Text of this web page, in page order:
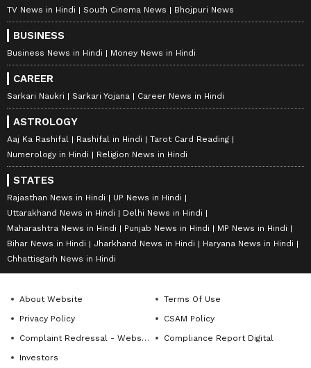
TV News in Hindi
South Cinema News Bhojpuri News
BUSINESS
Business News in Hindi Money News in Hindi
CAREER
Sarkari Naukri Sarkari Yojana Career News in Hindi
ASTROLOGY
Aaj Ka Rashifal Rashifal in Hindi
Tarot Card Reading
Numerology in Hindi
Religion News in Hindi
STATES
Rajasthan News in Hindi
UP News in Hindi
Uttarakhand News in Hindi
Delhi News in Hindi
Maharashtra News in Hindi
Punjab News in Hindi
MP News in Hindi
Bihar News in Hindi
Jharkhand News in Hindi
Haryana News in Hindi
Chhattisgarh News in Hindi
About Website
Terms Of Use
Privacy Policy
CSAM Policy
Complaint Redressal - Website
Compliance Report Digital
Investors